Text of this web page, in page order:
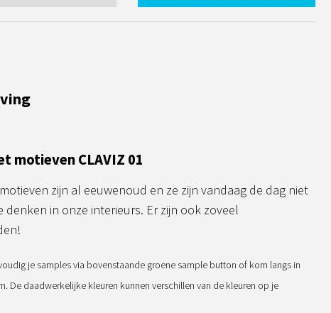
motieven CLAVIZ 01
zijn al eeuwenoud en ze zijn vandaag de dag niet
denken in onze interieurs. Er zijn ook zoveel
je samples via bovenstaande groene sample button of kom langs in
De daadwerkelijke kleuren kunnen verschillen van de kleuren op je